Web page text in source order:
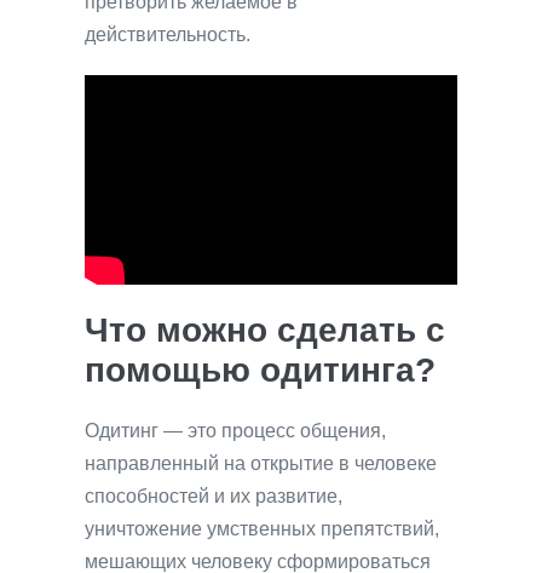
действительность.
Что можно сделать с
помощью одитинга?
Одитинг — это процесс общения,
направленный на открытие в человеке
способностей и их развитие,
уничтожение умственных препятствий,
мешающих человеку сформироваться